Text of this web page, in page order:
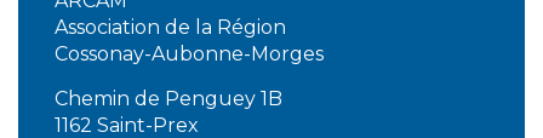
Association de la Région
Cossonay-Aubonne-Morges
Chemin de Penguey 1B
1162 Saint-Prex